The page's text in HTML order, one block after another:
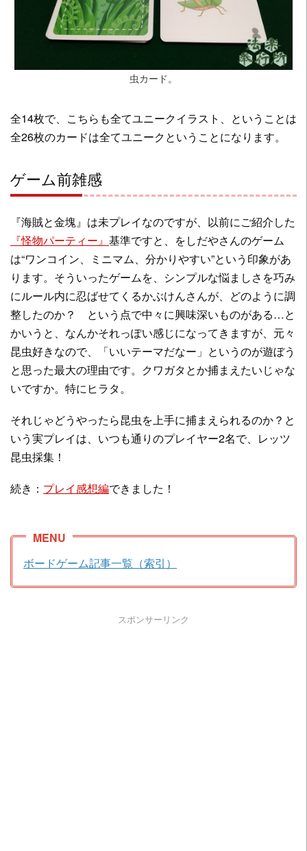
虫カード。
全14枚で、こちらも全てユニークイラスト、ということは
全26枚のカードは全てユニークということになります。
ゲーム前雑感
『海賊と金塊』は未プレイなのですが、以前にご紹介した
『怪物パーティー』 基準ですと、をしだやさんのゲーム
は“ワンコイン、ミニマム、分かりやすい”という印象があ
ります。そういったゲームを、シンプルな悩ましさを巧み
にルール内に忍ばせてくるかぶけんさんが、どのように調
整したのか？ という点で中々に興味深いものがある…と
かいうと、なんかそれっぽい感じになってきますが、元々
昆虫好きなので、「いいテーマだなー」というのが遊ぼう
と思った最大の理由です。クワガタとか捕まえたいじゃな
いですか。特にヒラタ。
それじゃどうやったら昆虫を上手に捕まえられるのか？と
いう実プレイは、いつも通りのプレイヤー2名で、レッツ
昆虫採集！
続き： プレイ感想編できました！
ボードゲーム記事一覧（索引）
スポンサーリンク